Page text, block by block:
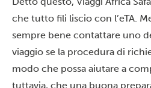
che tutto fili liscio con l’eTA.
sempre bene contattare uno
viaggio se la procedura di
modo che possa aiutare a
tuttavia, che una buona